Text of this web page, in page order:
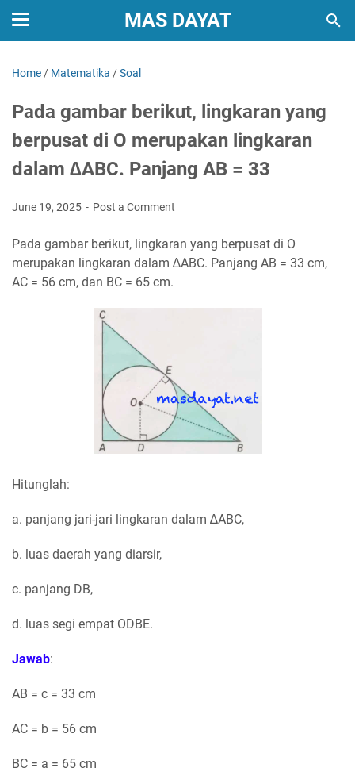
MAS DAYAT
Home / Matematika /Soal
Pada gambar berikut, lingkaran yang
berpusat di O merupakan lingkaran
dalam ∆ABC. Panjang AB = 33
June 19, 2025 Post a Comment
Pada gambar berikut, lingkaran yang berpusat di O
merupakan lingkaran dalam ∆ABC. Panjang AB = 33 cm,
AC = 56 cm, dan BC = 65 cm.
Hitunglah:
a. panjang jari-jari lingkaran dalam ∆ABC,
b. luas daerah yang diarsir,
c. panjang DB,
d. luas segi empat ODBE.
Jawab:
AB = c = 33 cm
AC = b = 56 cm
BC = a = 65 cm